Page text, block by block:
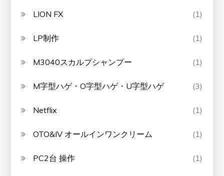
LION FX (1)
LP制作 (1)
M3040スカルプシャンプー (1)
M字型ハゲ・O字型ハゲ・U字型ハゲ (3)
Netflix (1)
OTO&IV オールインワンクリーム (1)
PC2台 操作 (1)